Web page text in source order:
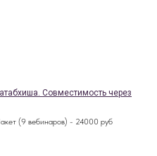
Совместимость через
(9 вебинаров) - 24000 руб